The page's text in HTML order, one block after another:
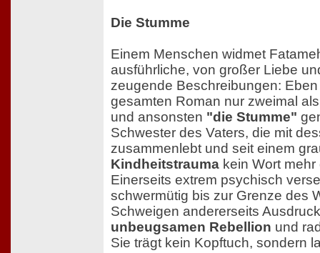
Die Stumme
Einem Menschen widmet
ausführliche, von großer Liebe
zeugende Beschreibungen:
gesamten Roman nur zweimal
und ansonsten "die Stumme"
Schwester des Vaters, die mit
zusammenlebt und seit einem
Kindheitstrauma kein Wort
Einerseits extrem psychisch
schwermütig bis zur Grenze des
Schweigen andererseits
unbeugsamen Rebellion und
Sie trägt kein Kopftuch, sondern